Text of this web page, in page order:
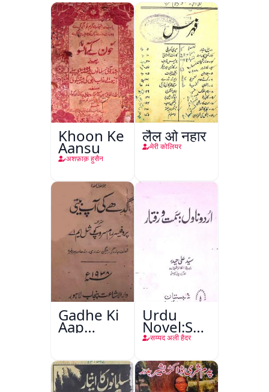
Khoon Ke
Aansu
अशफ़ाक़ हुसैन
लैल ओ नहार
मेरी कोलियर
Gadhe Ki
Aap
Beetee
Urdu
Novel:Samt-
o-Raftar
सय्यद अली हैदर